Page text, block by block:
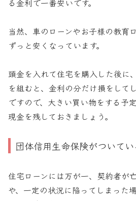
る金利で一番安いです。
当然、車のローンやお子様の教育
ずっと安くなっています。
頭金を入れて住宅を購入した後に
を組むと、金利の分だけ損をしてし
ですので、大きい買い物をする予
現金を残しておきましょう。
団体信用生命保険がついてい
住宅ローンには万が一、契約者が
や、一定の状況に陥ってしまった